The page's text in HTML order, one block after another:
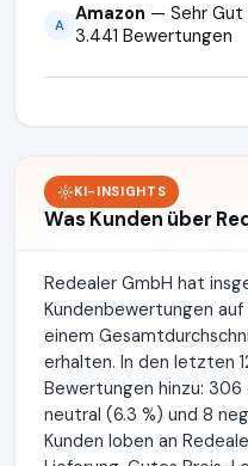
A Amazon — Sehr
3.441 Bewertungen
KI-INSIGHTS
Was Kunden über
Redealer GmbH hat
Kundenbewertungen auf
einem
erhalten. In den letzten
Bewertungen hinzu: 306
neutral (6.3 %) und 8
Kunden loben an